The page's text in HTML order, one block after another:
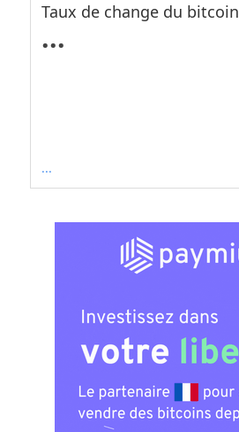
Taux de change du bitcoin
...
...